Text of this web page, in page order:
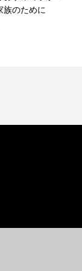
族のために